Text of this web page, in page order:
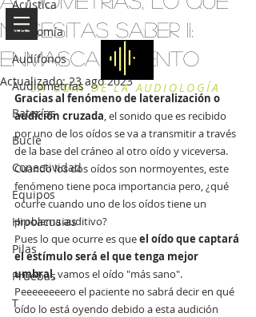
La audiologuía
LA GUÍA DE LA AUDIOLOGÍA
Acústica
Anatomía
Audífonos
Audiometrías
Baterías
Bucle
Conectividad
Equipos
Hipoacusias
Pilas
Pruebas
T
necesitas saber II:
ENMASCARAMIENTO
Actualizado:23 ago 2023
Gracias al fenómeno de lateralización o
audición cruzada, el sonido que es recibido
por uno de los oídos se va a transmitir a través
de la base del cráneo al otro oído y viceversa.
Cuando los dos oídos son normoyentes, este
fenómeno tiene poca importancia pero, ¿qué
ocurre cuando uno de los oídos tiene un
problema auditivo?
Pues lo que ocurre es que el oído que captará
el estímulo será el que tenga mejor
umbral, vamos el oído "más sano".
Peeeeeeeero el paciente no sabrá decir en qué
oído lo está oyendo debido a esta audición